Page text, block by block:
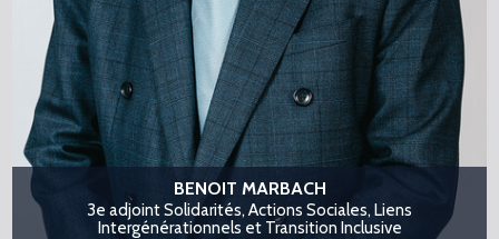
BENOIT MARBACH
3e adjoint Solidarités, Actions Sociales, Liens
Intergénérationnels et Transition Inclusive